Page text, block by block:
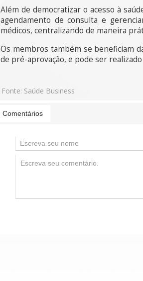
Além de democratizar o acesso à
agendamento de consulta e
médicos, centralizando de maneira
Os membros também se beneficiam
de pré-aprovação, e pode ser
Fonte: Saúde Business
Comentários